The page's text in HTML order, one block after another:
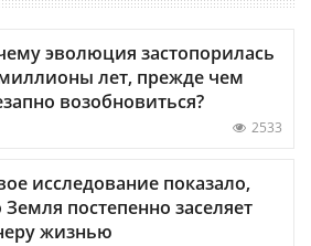
эволюция застопорилась
лет, прежде чем
возобновиться?
2533
исследование показало,
Земля постепенно заселяет
жизнью